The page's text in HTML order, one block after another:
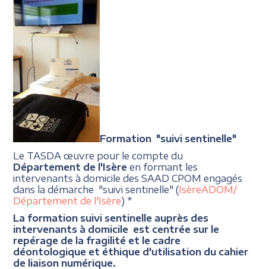
Formation "suivi sentinelle"
Le TASDA œuvre pour le compte du
Département de l'Isère en formant les
intervenants à domicile des SAAD CPOM engagés
dans la démarche "suivi sentinelle" (IsèreADOM/
Département de l'Isère) *
La formation suivi sentinelle auprès des
intervenants à domicile est centrée sur le
repérage de la fragilité et le cadre
déontologique et éthique d'utilisation du cahier
de liaison numérique.